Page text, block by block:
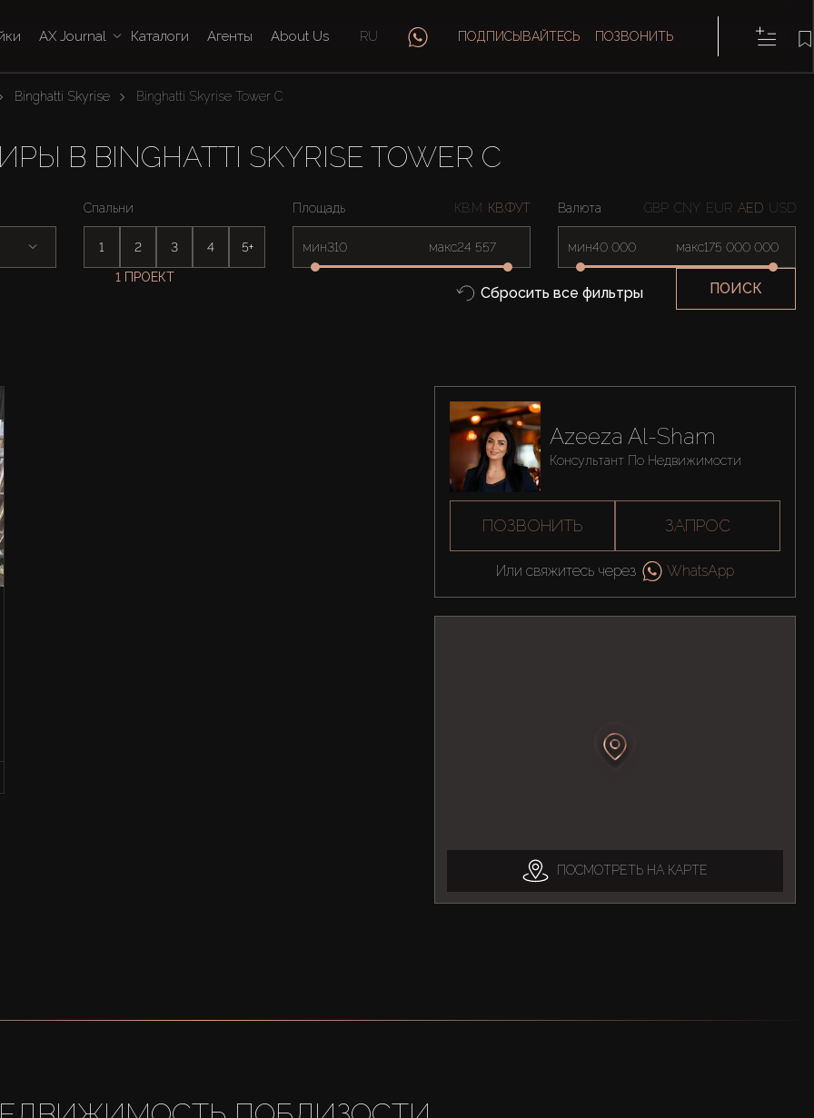
AX Journal Каталоги Агенты About Us RU ПОДПИСЫВАЙТЕСЬ ПОЗВОНИТЬ
Binghatti Skyrise Binghatti Skyrise Tower C
В BINGHATTI SKYRISE TOWER C
Спальни
1 2 3 4 5+
Площадь КВ.М КВ.ФУТ
мин макс
Валюта GBP CNY EUR AED USD
мин макс
1 ПРОЕКТ
Сбросить все фильтры ПОИСК
Azeeza Al-Sham
Консультант По Недвижимости
ПОЗВОНИТЬ ЗАПРОС
Или свяжитесь через WhatsApp
ПОСМОТРЕТЬ НА КАРТЕ